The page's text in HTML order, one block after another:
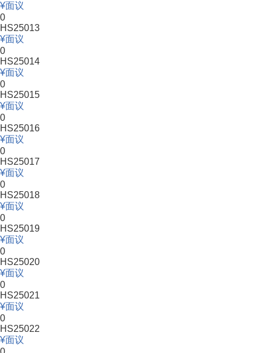
面议
0
HS25013
面议
0
HS25014
面议
0
HS25015
面议
0
HS25016
面议
0
HS25017
面议
0
HS25018
面议
0
HS25019
面议
0
HS25020
面议
0
HS25021
面议
0
HS25022
面议